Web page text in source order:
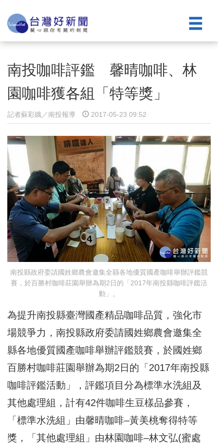
南投咖啡評鑑 馨晴咖啡、林
園咖啡獲各組「特等獎」
記者蘇彩娥／南投報導 2017-05-23 09:52
南投縣政府委請國姓鄉農會邀集全縣各地優質國產咖啡舉辦評鑑競
賽，於百勝村咖啡莊園舉辦為期2日的「2017年南投縣咖啡評鑑活
動」。
為提升南投縣臺灣國產精品咖啡品質，強化市
場競爭力，南投縣政府委請國姓鄉農會邀集全
縣各地優質國產咖啡舉辦評鑑競賽，於國姓鄉
百勝村咖啡莊園舉辦為期2日的「2017年南投縣
咖啡評鑑活動」，評鑑項目分為標準水洗組及
其他處理組，計有42件咖啡生豆樣品參賽，
「標準水洗組」由馨晴咖啡–黃美桃奪得特等
獎，「其他處理組」由林園咖啡–林文弘(蜜處